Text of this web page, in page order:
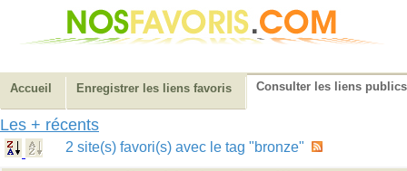
Accueil Enregistrer les liens favoris Consulter les liens publics
Les + récents
2 site(s) favori(s) avec le tag "bronze"